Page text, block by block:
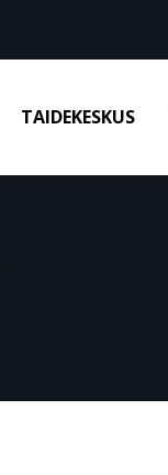
TAIDEKESKUS